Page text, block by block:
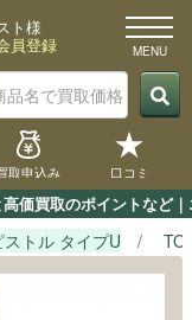
価買取のポイントなど
ト様
員登録
取申込み 口コミ
トル タイプU